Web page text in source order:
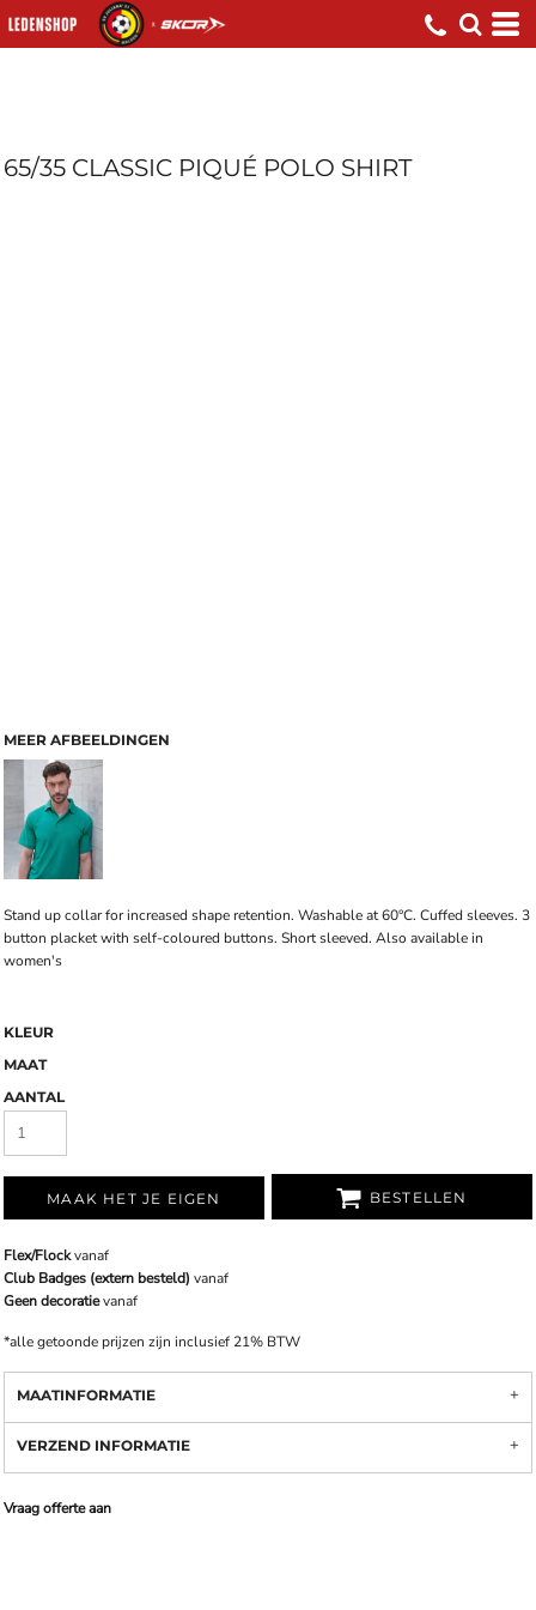
65/35 CLASSIC PIQUÉ POLO SHIRT
MEER AFBEELDINGEN
Stand up collar for increased shape retention. Washable at 60°C. Cuffed sleeves. 3
button placket with self-coloured buttons. Short sleeved. Also available in
women's
KLEUR
MAAT
AANTAL
MAAK HET JE EIGEN BESTELLEN
Flex/Flockvanaf
Club Badges (extern besteld) vanaf
Geen decoratievanaf
*alle getoonde prijzen zijn inclusief 21% BTW
MAATINFORMATIE
VERZEND INFORMATIE
Vraag offerte aan